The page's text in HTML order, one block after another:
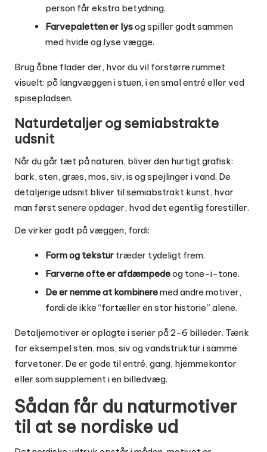
person får ekstra betydning.
Farvepaletten er lysog spiller godt sammen
med hvide og lyse vægge.
Brug åbne flader der, hvor du vil forstørre rummet
visuelt: på langvæggen i stuen, i en smal entré eller ved
spisepladsen.
Naturdetaljer og semiabstrakte
udsnit
Når du går tæt på naturen, bliver den hurtigt grafisk:
bark, sten, græs, mos, siv, is og spejlinger i vand. De
detaljerige udsnit bliver til semiabstrakt kunst, hvor
man først senere opdager, hvad det egentlig forestiller.
De virker godt på væggen, fordi:
Form og tekstur træder tydeligt frem.
Farverne ofte er afdæmpedeog tone-i-tone.
De er nemme at kombineremed andre motiver,
fordi de ikke “fortæller en stor historie” alene.
Detaljemotiver er oplagte i serier på 2-6 billeder. Tænk
for eksempel sten, mos, siv og vandstruktur i samme
farvetoner. De er gode til entré, gang, hjemmekontor
eller som supplement i en billedvæg.
Sådan får du naturmotiver
til at se nordiske ud